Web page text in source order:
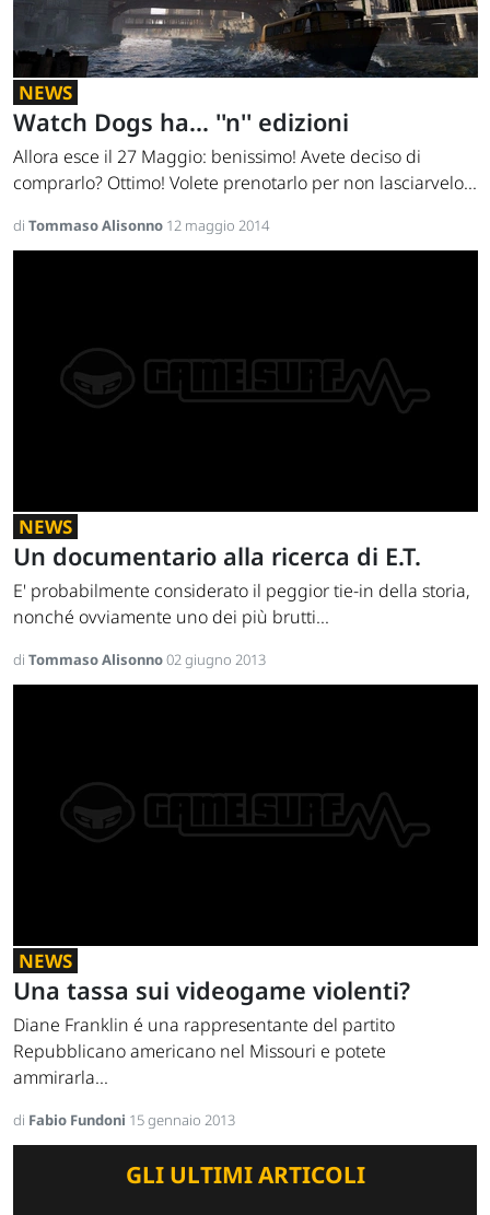
NEWS
Watch Dogs ha... ''n'' edizioni
Allora esce il 27 Maggio: benissimo! Avete deciso di
comprarlo? Ottimo! Volete prenotarlo per non lasciarvelo...
di Tommaso Alisonno 12 maggio 2014
NEWS
Un documentario alla ricerca di E.T.
E' probabilmente considerato il peggior tie-in della storia,
nonché ovviamente uno dei più brutti...
di Tommaso Alisonno02 giugno 2013
NEWS
Una tassa sui videogame violenti?
Diane Franklin é una rappresentante del partito
Repubblicano americano nel Missouri e potete
ammirarla...
di Fabio Fundoni 15 gennaio 2013
GLI ULTIMI ARTICOLI